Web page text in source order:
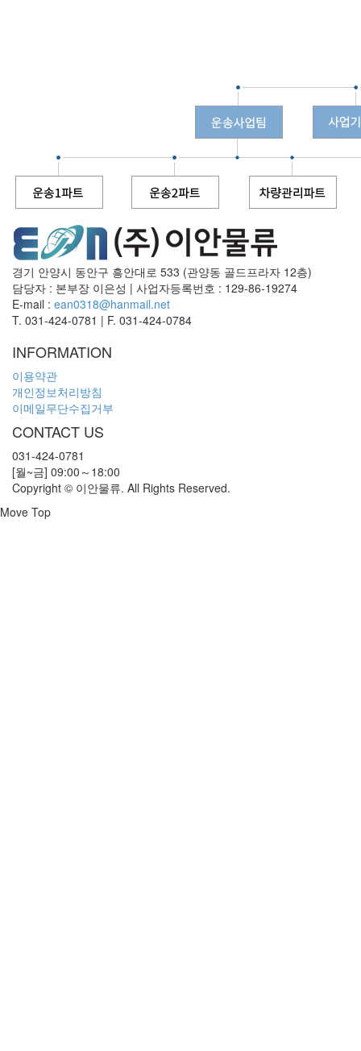
경기 안양시 동안구 흥안대로 533 (관양동 골드프라자 12층)
담당자 : 본부장 이은성 | 사업자등록번호 : 129-86-19274
E-mail : ean0318@hanmail.net
T. 031-424-0781 | F. 031-424-0784
INFORMATION
이용약관
개인정보처리방침
이메일무단수집거부
CONTACT US
031-424-0781
[월~금] 09:00～18:00
Copyright © 이안물류. All Rights Reserved.
Move Top